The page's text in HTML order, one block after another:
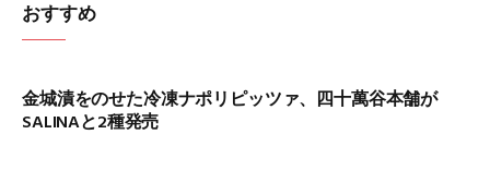
おすすめ
金城漬をのせた冷凍ナポリピッツァ、四十萬谷本舗が
SALINAと2種発売